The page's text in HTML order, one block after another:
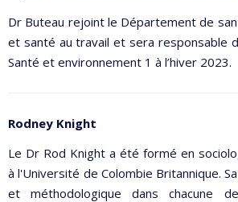
Dr Buteau rejoint le Département de
et santé au travail et sera responsable
Santé et environnement 1 à l’hiver 2023.
Rodney Knight
Le Dr Rod Knight a été formé en
à l'Université de Colombie Britannique.
et méthodologique dans chacune